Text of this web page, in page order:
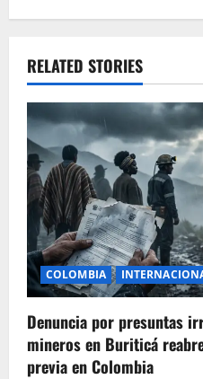
a
v
i
g
a
t
i
o
n
RELATED STORIES
COLOMBIA
Denuncia por presuntas
mineros en Buriticá
previa en Colombia